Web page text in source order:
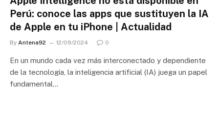
Perú: conoce las apps que sustituyen la IA
de Apple en tu iPhone | Actualidad
By Antena92 12/09/2024 0
En un mundo cada vez más interconectado y dependiente
de la tecnología, la inteligencia artificial (IA) juega un papel
fundamental…